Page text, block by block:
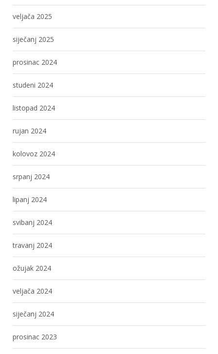
veljača 2025
siječanj 2025
prosinac 2024
studeni 2024
listopad 2024
rujan 2024
kolovoz 2024
srpanj 2024
lipanj 2024
svibanj 2024
travanj 2024
ožujak 2024
veljača 2024
siječanj 2024
prosinac 2023